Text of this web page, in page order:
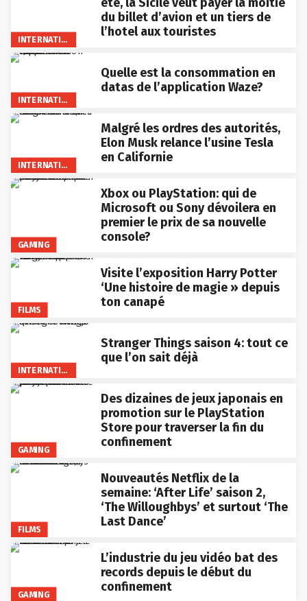
INTERNATIONAL
du billet d’avion et un tiers de
l’hotel aux touristes
INTERNATIONAL
Quelle est la consommation en
datas de l’application Waze?
INTERNATIONAL
Malgré les ordres des autorités,
Elon Musk relance l’usine Tesla
en Californie
GAMING
Xbox ou PlayStation: qui de
Microsoft ou Sony dévoilera en
premier le prix de sa nouvelle
console?
FILMS
Visite l’exposition Harry Potter
‘Une histoire de magie » depuis
ton canapé
INTERNATIONAL
Stranger Things saison 4: tout ce
que l’on sait déjà
GAMING
Des dizaines de jeux japonais en
promotion sur le PlayStation
Store pour traverser la fin du
confinement
FILMS
Nouveautés Netflix de la
semaine: ‘After Life’ saison 2,
‘The Willoughbys’ et surtout ‘The
Last Dance’
GAMING
L’industrie du jeu vidéo bat des
records depuis le début du
confinement